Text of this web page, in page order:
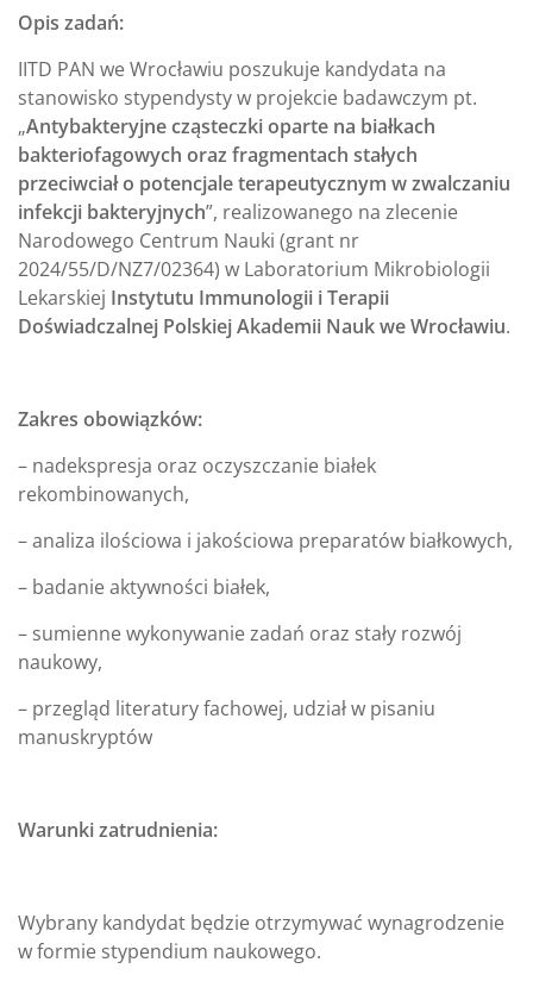
Opis zadań:
IITD PAN we Wrocławiu poszukuje kandydata na
stanowisko stypendysty w projekcie badawczym pt.
„Antybakteryjne cząsteczki oparte na białkach
bakteriofagowych oraz fragmentach stałych
przeciwciał o potencjale terapeutycznym w zwalczaniu
infekcji bakteryjnych”, realizowanego na zlecenie
Narodowego Centrum Nauki (grant nr
2024/55/D/NZ7/02364) w Laboratorium Mikrobiologii
Lekarskiej Instytutu Immunologii i Terapii
Doświadczalnej Polskiej Akademii Nauk we Wrocławiu.
Zakres obowiązków:
– nadekspresja oraz oczyszczanie białek
rekombinowanych,
– analiza ilościowa i jakościowa preparatów białkowych,
– badanie aktywności białek,
– sumienne wykonywanie zadań oraz stały rozwój
naukowy,
– przegląd literatury fachowej, udział w pisaniu
manuskryptów
Warunki zatrudnienia:
Wybrany kandydat będzie otrzymywać wynagrodzenie
w formie stypendium naukowego.